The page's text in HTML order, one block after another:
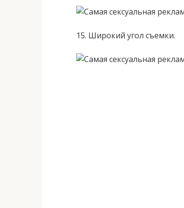
15. Широкий угол съемки.